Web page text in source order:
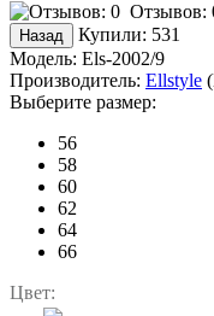
Отзывов:
Купили: 531
Модель: Els-2002/9
Производитель: Ellstyle
Выберите размер:
56
58
60
62
64
66
Цвет: